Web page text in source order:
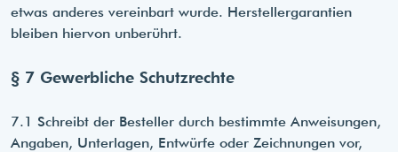
etwas anderes vereinbart wurde. Herstellergarantien
bleiben hiervon unberührt.
§ 7 Gewerbliche Schutzrechte
7.1 Schreibt der Besteller durch bestimmte Anweisungen,
Angaben, Unterlagen, Entwürfe oder Zeichnungen vor,